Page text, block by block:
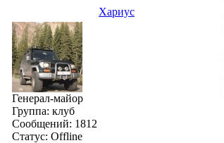
Хариус
Генерал-майор
Группа: клуб
Сообщений: 1812
Статус: Offline